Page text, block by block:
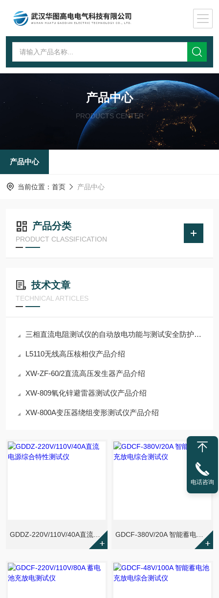
产品中心
PRODUCTS CENTER
产品中心
当前位置： 首页 产品中心
产品分类
PRODUCT CLASSIFICATION
技术文章
TECHNICAL ARTICLES
三相直流电阻测试仪的自动放电功能与测试安全防护要点
L5110无线高压核相仪产品介绍
XW-ZF-60/2直流高压发生器产品介绍
XW-809氧化锌避雷器测试仪产品介绍
XW-800A变压器绕组变形测试仪产品介绍
GDDZ-220V/110V/40A直流电源综合特性测试仪 GDCF-380V/20A 智能蓄电池充放电综合测试仪
电话咨询